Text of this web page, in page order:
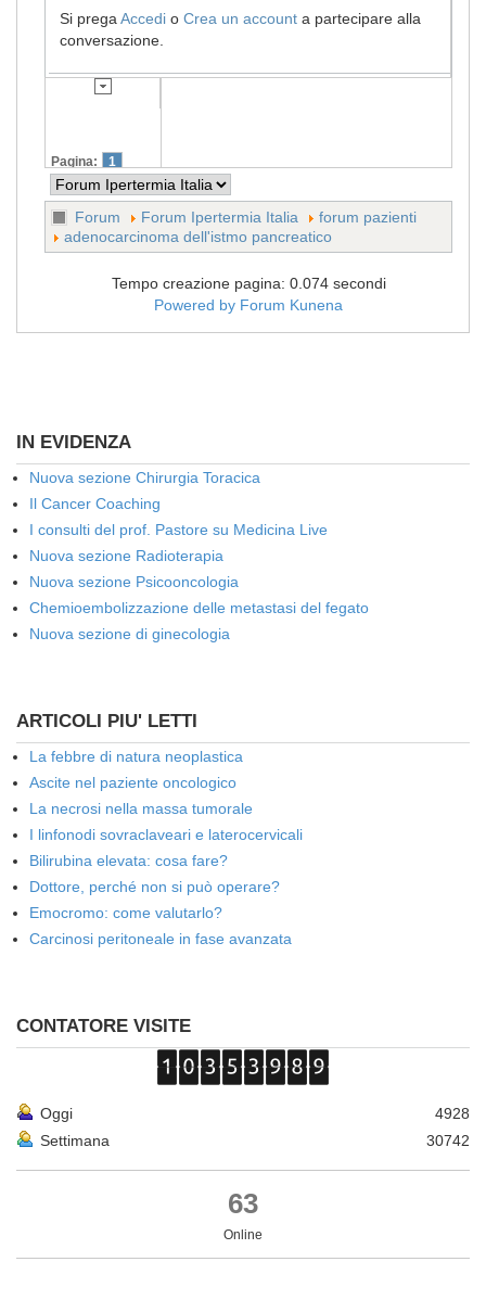
Si prega Accedi o Crea un account a partecipare alla
conversazione.
Pagina: 1
Forum Forum Ipertermia Italia
forum pazienti
adenocarcinoma dell'istmo pancreatico
Tempo creazione pagina: 0.074 secondi
Powered by Forum Kunena
IN EVIDENZA
Nuova sezione Chirurgia Toracica
Il Cancer Coaching
I consulti del prof. Pastore su Medicina Live
Nuova sezione Radioterapia
Nuova sezione Psicooncologia
Chemioembolizzazione delle metastasi del fegato
Nuova sezione di ginecologia
ARTICOLI PIU' LETTI
La febbre di natura neoplastica
Ascite nel paziente oncologico
La necrosi nella massa tumorale
I linfonodi sovraclaveari e laterocervicali
Bilirubina elevata: cosa fare?
Dottore, perché non si può operare?
Emocromo: come valutarlo?
Carcinosi peritoneale in fase avanzata
CONTATORE VISITE
Oggi
4928
Settimana
30742
63
Online